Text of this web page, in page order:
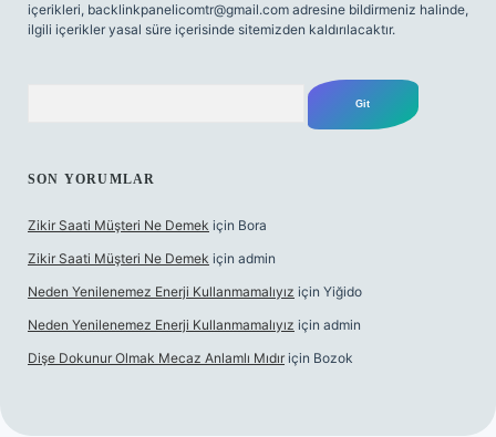
içerikleri, backlinkpanelicomtr@gmail.com adresine bildirmeniz halinde,
ilgili içerikler yasal süre içerisinde sitemizden kaldırılacaktır.
SON YORUMLAR
Zikir Saati Müşteri Ne Demek için Bora
Zikir Saati Müşteri Ne Demek için admin
Neden Yenilenemez Enerji Kullanmamalıyız için Yiğido
Neden Yenilenemez Enerji Kullanmamalıyız için admin
Dişe Dokunur Olmak Mecaz Anlamlı Mıdır için Bozok